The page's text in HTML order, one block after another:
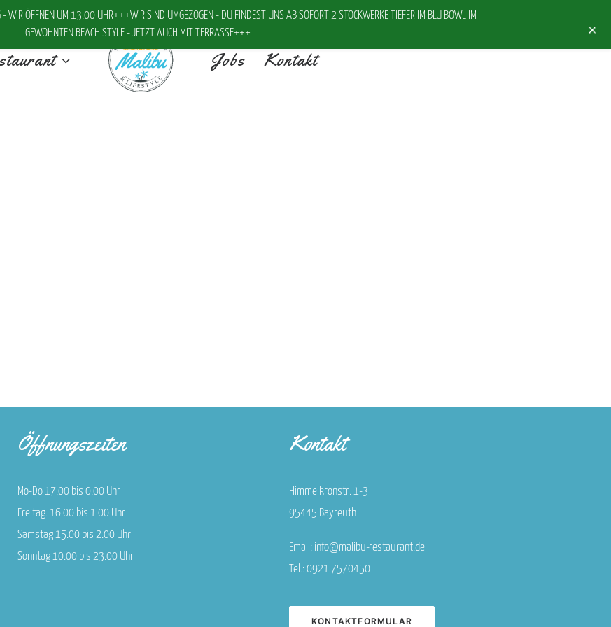
Jobs Kontakt
Öffnungszeiten
Mo-Do 17.00 bis 0.00 Uhr
Freitag. 16.00 bis 1.00 Uhr
Samstag 15.00 bis 2.00 Uhr
Sonntag 10.00 bis 23.00 Uhr
Kontakt
Himmelkronstr. 1-3
95445 Bayreuth
Email: info@malibu-restaurant.de
Tel.: 0921 7570450
KONTAKTFORMULAR
ÖFFNEN UM 13.00 UHR+++WIR SIND UMGEZOGEN - DU FINDEST UNS AB SOFORT 2 STOCKWERKE TIEFER IM BLU BOWL IM
GEWOHNTEN BEACH STYLE - JETZT AUCH MIT TERRASSE+++
+